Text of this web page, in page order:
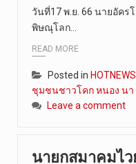
วันที่17 พ.ย. 66 นายอัคร
พิษณุโลก…
READ MORE
Posted in HOTNEWS
ชุมชนชาวโคก หนอง นา
Leave a comment
นายกสมาคมไว